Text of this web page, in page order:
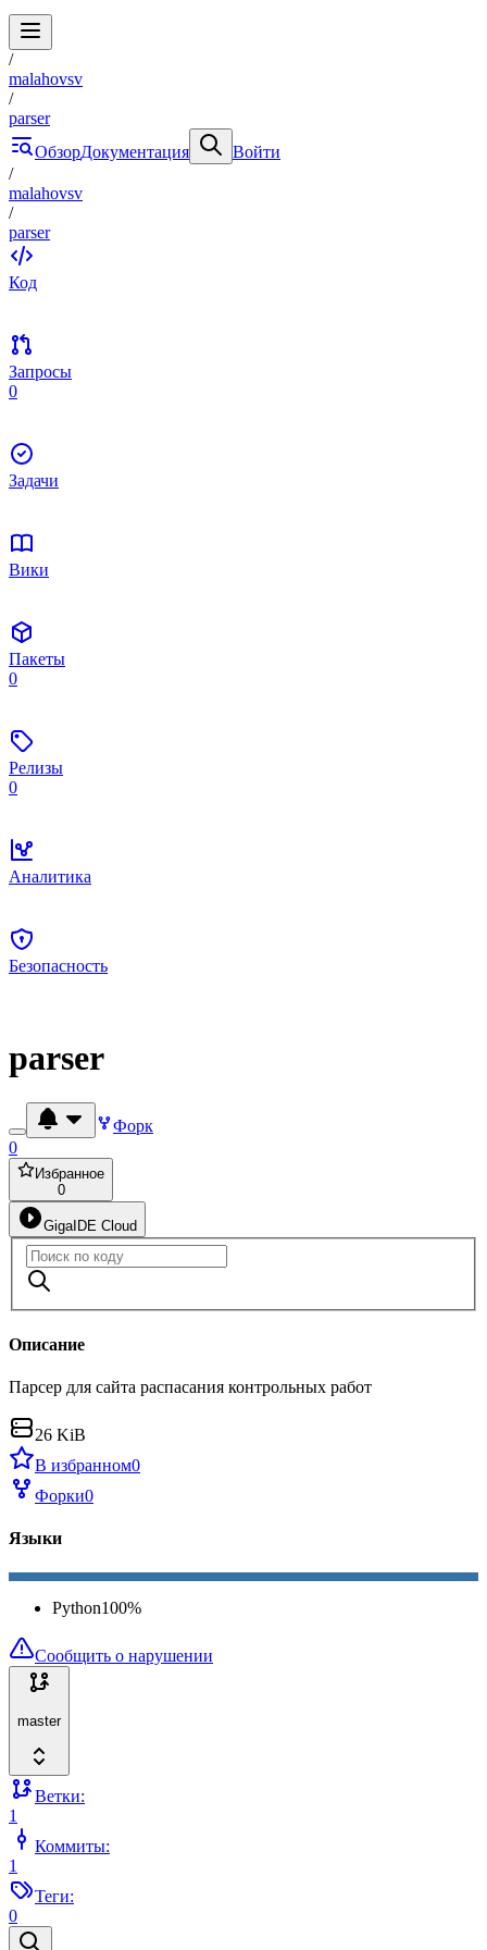
/
malahovsv
/
parser
ОбзорДокументация
Войти
/
malahovsv
/
parser
Код
Запросы
0
Задачи
Вики
Пакеты
0
Релизы
0
Аналитика
Безопасность
parser
Форк
0
Избранное
0
GigaIDE Cloud
Описание
Парсер для сайта распасания контрольных работ
26 KiB
В избранном0
Форки0
Языки
Python100%
Сообщить о нарушении
master
Ветки:
1
Коммиты:
1
Теги:
0